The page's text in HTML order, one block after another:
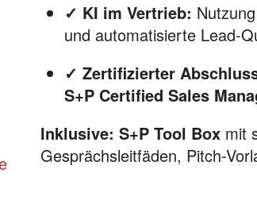
✓ KI im Vertrieb:
und automatisierte Lead-
✓ Zertifizierter
S+P Certified Sales
Inklusive: S+P Tool Box mit
Gesprächsleitfäden, Pitch-